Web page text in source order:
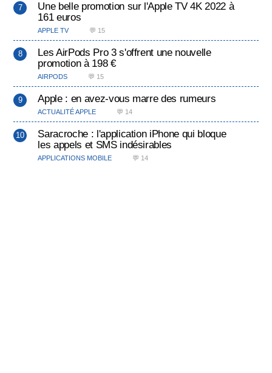
Une belle promotion sur l'Apple TV 4K 2022 à
161 euros
APPLE TV 💬 15
Les AirPods Pro 3 s'offrent une nouvelle
promotion à 198 €
AIRPODS 💬 15
Apple : en avez-vous marre des rumeurs
ACTUALITÉ APPLE 💬 14
Saracroche : l'application iPhone qui bloque
les appels et SMS indésirables
APPLICATIONS MOBILE 💬 14